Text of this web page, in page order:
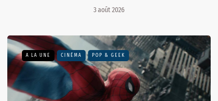
3 août 2026
A LA UNE CINÉMA POP & GEEK